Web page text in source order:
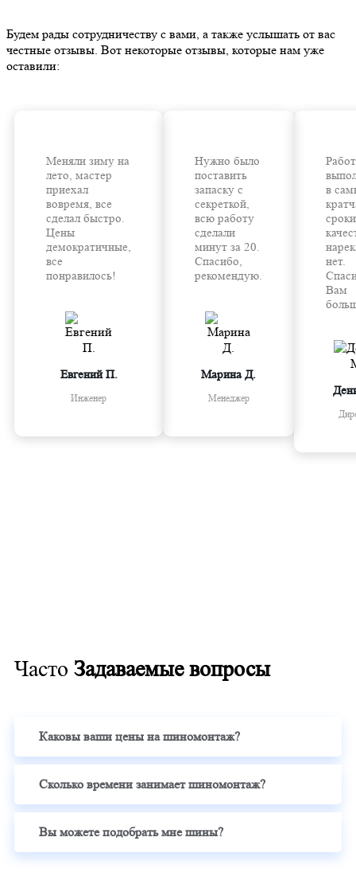
Будем рады сотрудничеству с вами, а также услышать от вас
честные отзывы. Вот некоторые отзывы, которые нам уже
оставили:
Меняли зиму на
лето, мастер
приехал
вовремя, все
сделал быстро.
Цены
демократичные,
все
понравилось!
Евгений П.
Инженер
Нужно было
поставить
запаску с
секреткой,
всю работу
сделали
минут за 20.
Спасибо,
рекомендую.
Марина Д.
Менеджер
в
нет.
Вам
Часто Задаваемые вопросы
Каковы ваши цены на шиномонтаж?
Сколько времени занимает шиномонтаж?
Вы можете подобрать мне шины?